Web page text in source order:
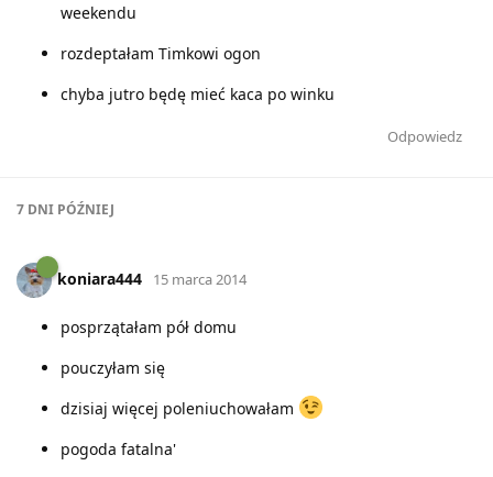
weekendu
rozdeptałam Timkowi ogon
chyba jutro będę mieć kaca po winku
Odpowiedz
7 DNI PÓŹNIEJ
koniara444 15 marca 2014
posprzątałam pół domu
pouczyłam się
dzisiaj więcej poleniuchowałam
pogoda fatalna'